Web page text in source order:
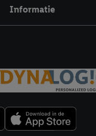
Informatie
vinden over de
technisch
alle
jouw toestemming op
voor de Lidl website